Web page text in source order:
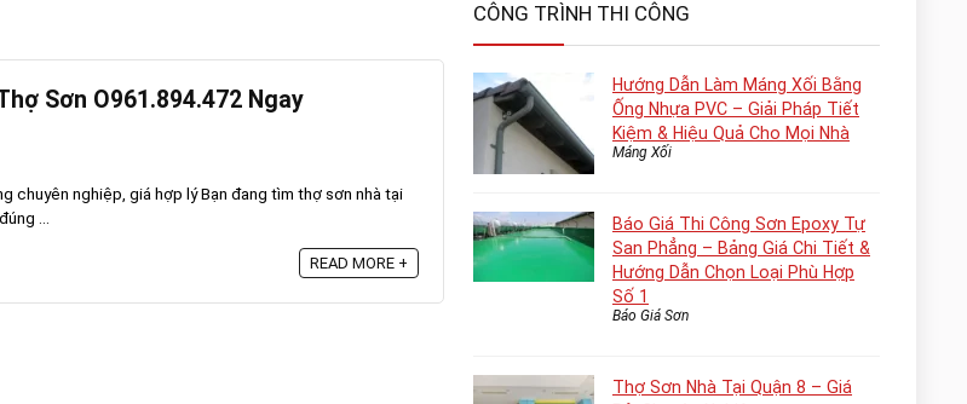
Sơn O961.894.472 Ngay
chuyên nghiệp, giá hợp lý Bạn đang tìm thợ sơn nhà tại
...
READ MORE +
CÔNG TRÌNH THI CÔNG
Hướng Dẫn Làm Máng Xối Bằng
Ống Nhựa PVC – Giải Pháp Tiết
Kiệm & Hiệu Quả Cho Mọi Nhà
Máng Xối
Báo Giá Thi Công Sơn Epoxy Tự
San Phẳng – Bảng Giá Chi Tiết &
Hướng Dẫn Chọn Loại Phù Hợp
Số 1
Báo Giá Sơn
Thợ Sơn Nhà Tại Quận 8 – Giá